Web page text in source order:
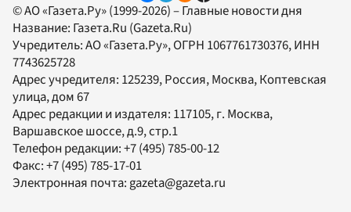
© АО «Газета.Ру» (1999-2026) – Главные новости дня
Название: Газета.Ru (Gazeta.Ru)
Учредитель:АО «Газета.Ру», ОГРН 1067761730376, ИНН
7743625728
Адрес учредителя: 125239, Россия, Москва, Коптевская
улица, дом 67
Адрес редакции и издателя: 117105, г. Москва,
Варшавское шоссе, д.9, стр.1
Телефон редакции:+7 (495) 785-00-12
Факс:+7 (495) 785-17-01
Электронная почта: gazeta@gazeta.ru